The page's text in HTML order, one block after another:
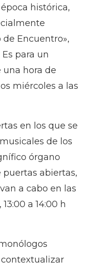
histórica,
de Encuentro»,
Es para un
una hora de
miércoles a las
en los que se
de los
órgano
puertas abiertas,
a cabo en las
a 14:00 h